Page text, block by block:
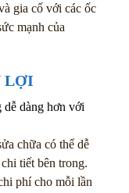
gia cố với các ốc
mạnh của
LỢI
dễ dàng hơn với
chữa có thể dễ
tiết bên trong.
phí cho mỗi lần